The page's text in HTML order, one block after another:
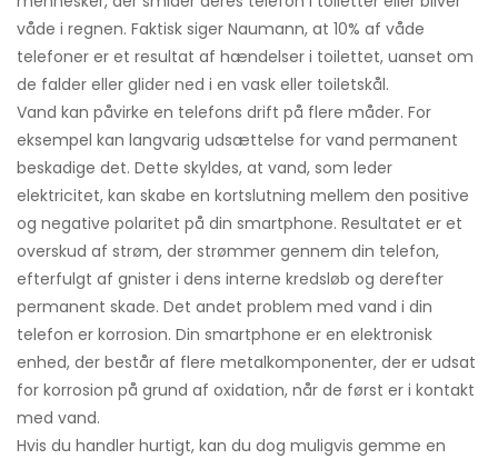
våde i regnen. Faktisk siger Naumann, at 10% af våde
telefoner er et resultat af hændelser i toilettet, uanset om
de falder eller glider ned i en vask eller toiletskål.
Vand kan påvirke en telefons drift på flere måder. For
eksempel kan langvarig udsættelse for vand permanent
beskadige det. Dette skyldes, at vand, som leder
elektricitet, kan skabe en kortslutning mellem den positive
og negative polaritet på din smartphone. Resultatet er et
overskud af strøm, der strømmer gennem din telefon,
efterfulgt af gnister i dens interne kredsløb og derefter
permanent skade. Det andet problem med vand i din
telefon er korrosion. Din smartphone er en elektronisk
enhed, der består af flere metalkomponenter, der er udsat
for korrosion på grund af oxidation, når de først er i kontakt
med vand.
Hvis du handler hurtigt, kan du dog muligvis gemme en